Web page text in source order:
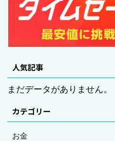
人気記事
まだデータがありません。
カテゴリー
お金